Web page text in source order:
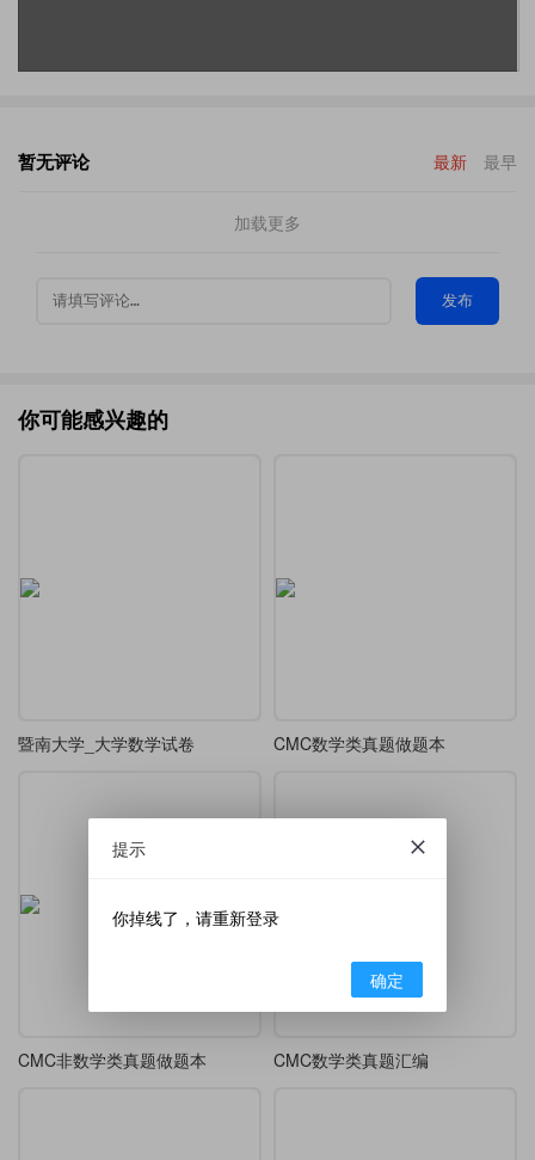
暂无评论 最新 最早
加载更多
发布
你可能感兴趣的
暨南大学_大学数学试卷 CMC数学类真题做题本
CMC非数学类真题做题本 CMC数学类真题汇编
提示
你掉线了，请重新登录
确定